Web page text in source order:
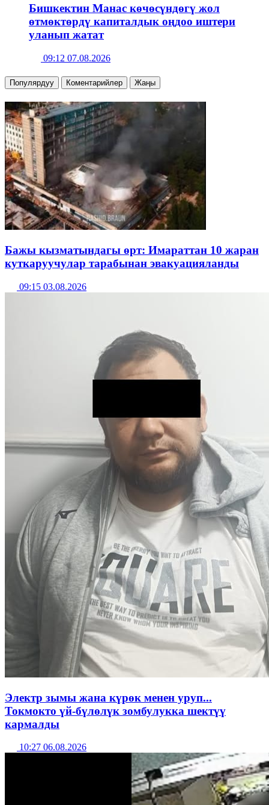
Бишкектин Манас көчөсүндөгү жол
өтмөктөрдү капиталдык оңдоо иштери
уланып жатат
09:12 07.08.2026
Популярдуу Коментарийлер Жаңы
Бажы кызматындагы өрт: Имараттан 10 жаран
куткаруучулар тарабынан эвакуацияланды
09:15 03.08.2026
Электр зымы жана күрөк менен уруп...
Токмокто үй-бүлөлүк зомбулукка шектүү
кармалды
10:27 06.08.2026